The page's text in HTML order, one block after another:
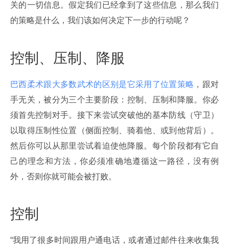
关的一切信息。假定我们已经拿到了这些信息，那么我们
的策略是什么，我们该如何决定下一步的行动呢？
控制、压制、降服
巴西柔术跟大多数武术的区别是它采用了位置策略 ，跟对
手无关，被分为三个主要阶段：控制、压制和降服。你必
须首先控制对手。接下来尝试突破他的基本防线（守卫）
以取得压制性位置（侧面控制、骑着他、或到他背后）。
然后你可以从那里尝试着迫使他降服。每个阶段都有它自
己的理念和方法，你必须准确地遵循这一路径，没有例
外，否则你就可能会被打败。
控制
“我用了很多时间跟用户通电话，或者通过邮件往来收集我